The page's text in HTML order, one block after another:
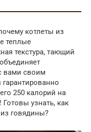
котлеты из
теплые
текстура, тающий
вами своим
250 калорий на
узнать, как
говядины?